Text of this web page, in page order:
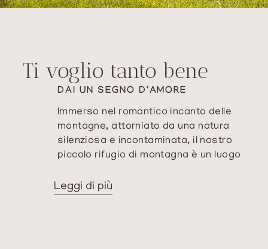
Ti voglio tanto bene
DAI UN SEGNO D'AMORE
Immerso nel romantico incanto delle
montagne, attorniato da una natura
silenziosa e incontaminata, il nostro
piccolo rifugio di montagna è un luogo
potrete celebrare il vostro amore,
vivere unaluna di miele indimenticabile
Leggi di più